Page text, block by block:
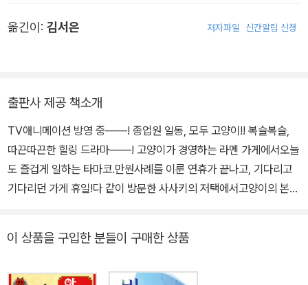
옮긴이: 김서은 저자파일 신간알림 신청
출판사 제공 책소개
TV애니메이션 방영 중――! 종업원 일동, 모두 고양이!! 복슬복슬,
따끈따끈한 힐링 드라마――! 고양이가 경영하는 라멘 가게에서오늘
도 즐겁게 일하는 타마코.만원사례를 이룬 연휴가 끝나고, 기다리고
기다리던 가게 휴일!다 같이 방문한 사사키의 저택에서고양이의 본능
이 상품을 구입한 분들이 구매한 상품